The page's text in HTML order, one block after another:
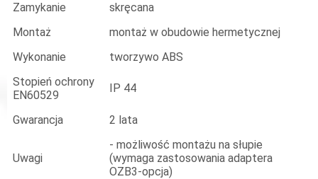
Zamykanie
skręcana
Montaż
montaż w obudowie hermetycznej
Wykonanie
tworzywo ABS
Stopień ochrony
EN60529
IP 44
Gwarancja 2 lata
Uwagi
- możliwość montażu na słupie
(wymaga zastosowania adaptera
OZB3-opcja)